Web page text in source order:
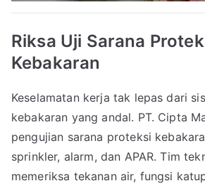
Riksa Uji Sarana
Kebakaran
Keselamatan kerja tak lepas dari
kebakaran yang andal. PT. Cipta
pengujian sarana proteksi
sprinkler, alarm, dan APAR. Tim
memeriksa tekanan air, fungsi